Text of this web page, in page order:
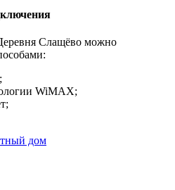
Слащёво можно
WiMAX;
дом